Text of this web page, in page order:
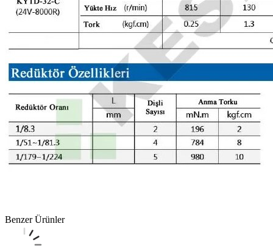
Benzer Ürünler